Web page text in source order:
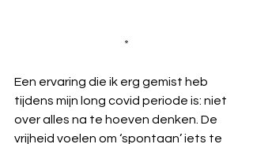
*
Een ervaring die ik erg gemist heb
tijdens mijn long covid periode is: niet
over alles na te hoeven denken. De
vrijheid voelen om ‘spontaan’ iets te